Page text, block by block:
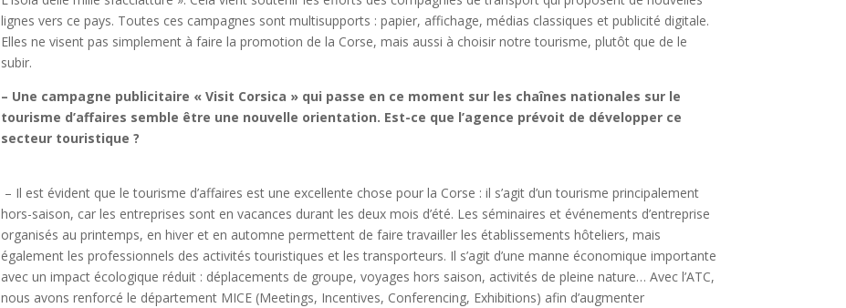
lignes vers ce pays. Toutes ces campagnes sont multisupports : papier, affichage, médias classiques et publicité digitale.
Elles ne visent pas simplement à faire la promotion de la Corse, mais aussi à choisir notre tourisme, plutôt que de le
subir.
– Une campagne publicitaire « Visit Corsica » qui passe en ce moment sur les chaînes nationales sur le
tourisme d’affaires semble être une nouvelle orientation. Est-ce que l’agence prévoit de développer ce
secteur touristique ?
– Il est évident que le tourisme d’affaires est une excellente chose pour la Corse : il s’agit d’un tourisme principalement
hors-saison, car les entreprises sont en vacances durant les deux mois d’été. Les séminaires et événements d’entreprise
organisés au printemps, en hiver et en automne permettent de faire travailler les établissements hôteliers, mais
également les professionnels des activités touristiques et les transporteurs. Il s’agit d’une manne économique importante
avec un impact écologique réduit : déplacements de groupe, voyages hors saison, activités de pleine nature… Avec l’ATC,
nous avons renforcé le département MICE (Meetings, Incentives, Conferencing, Exhibitions) afin d’augmenter